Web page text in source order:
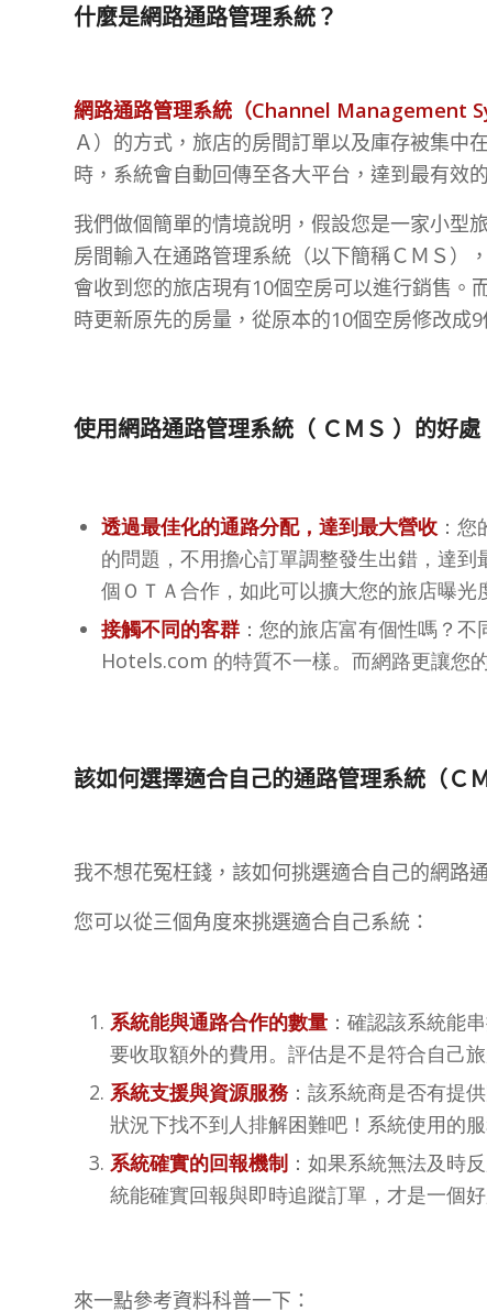
什麼是網路通路管理系統？
網路通路管理系統（Channel Management
Ａ）的方式，旅店的房間訂單以及庫存被集中
時，系統會自動回傳至各大平台，達到最有效
我們做個簡單的情境說明，假設您是一家小型
房間輸入在通路管理系統（以下簡稱ＣＭＳ
會收到您的旅店現有10個空房可以進行銷售。
時更新原先的房量，從原本的10個空房修改成
使用網路通路管理系統（ ＣＭＳ ）的好處
透過最佳化的通路分配，達到最大營收 ：
的問題，不用擔心訂單調整發生出錯，達
個ＯＴＡ合作，如此可以擴大您的旅店曝光
接觸不同的客群 ：您的旅店富有個性嗎？
Hotels.com 的特質不一樣。而網路更讓您
該如何選擇適合自己的通路管理系統（Ｃ
我不想花冤枉錢，該如何挑選適合自己的網路
您可以從三個角度來挑選適合自己系統：
系統能與通路合作的數量 ：確認該系統能
要收取額外的費用。評估是不是符合自己旅
系統支援與資源服務：該系統商是否有提
狀況下找不到人排解困難吧！系統使用的
系統確實的回報機制 ：如果系統無法及時
統能確實回報與即時追蹤訂單，才是一個好
來一點參考資料科普一下：